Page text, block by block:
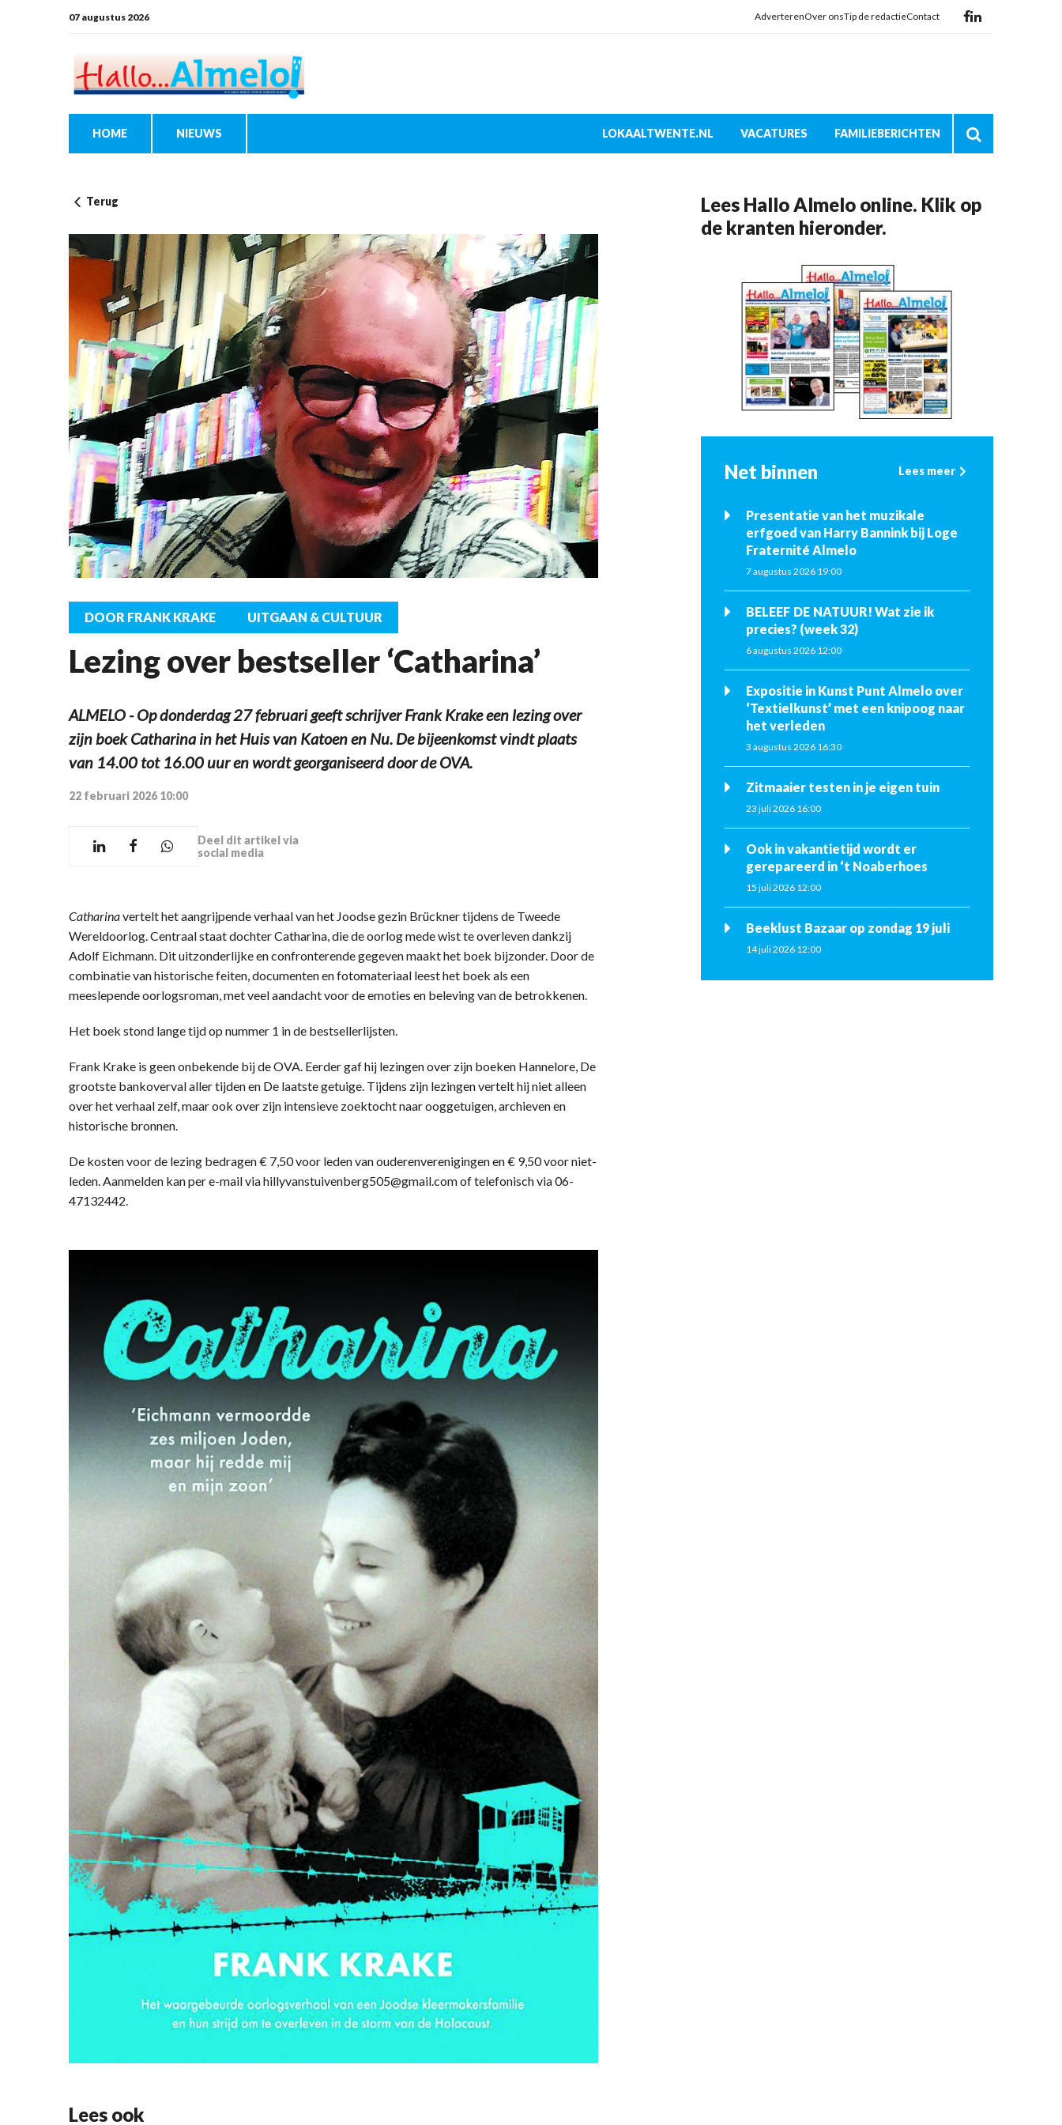
07 augustus 2026 AdverterenOver onsTip de redactieContact
HOME NIEUWS LOKAALTWENTE.NL VACATURES FAMILIEBERICHTEN
Terug
DOOR FRANK KRAKE UITGAAN & CULTUUR
Lezing over bestseller ‘Catharina’
ALMELO - Op donderdag 27 februari geeft schrijver Frank Krake een lezing over
zijn boek Catharina in het Huis van Katoen en Nu. De bijeenkomst vindt plaats
van 14.00 tot 16.00 uur en wordt georganiseerd door de OVA.
22 februari 2026 10:00
Deel dit artikel via
social media
Catharinavertelt het aangrijpende verhaal van het Joodse gezin Brückner tijdens de Tweede
Wereldoorlog. Centraal staat dochter Catharina, die de oorlog mede wist te overleven dankzij
Adolf Eichmann. Dit uitzonderlijke en confronterende gegeven maakt het boek bijzonder. Door de
combinatie van historische feiten, documenten en fotomateriaal leest het boek als een
meeslepende oorlogsroman, met veel aandacht voor de emoties en beleving van de betrokkenen.
Het boek stond lange tijd op nummer 1 in de bestsellerlijsten.
Frank Krake is geen onbekende bij de OVA. Eerder gaf hij lezingen over zijn boeken Hannelore, De
grootste bankoverval aller tijden en De laatste getuige. Tijdens zijn lezingen vertelt hij niet alleen
over het verhaal zelf, maar ook over zijn intensieve zoektocht naar ooggetuigen, archieven en
historische bronnen.
De kosten voor de lezing bedragen € 7,50 voor leden van ouderenverenigingen en € 9,50 voor niet-
leden. Aanmelden kan per e-mail via hillyvanstuivenberg505@gmail.com of telefonisch via 06-
47132442.
Lees Hallo Almelo online. Klik op
de kranten hieronder.
Net binnen Lees meer
Presentatie van het muzikale
erfgoed van Harry Bannink bij Loge
Fraternité Almelo
7 augustus 2026 19:00
BELEEF DE NATUUR! Wat zie ik
precies? (week 32)
6 augustus 2026 12:00
Expositie in Kunst Punt Almelo over
‘Textielkunst’ met een knipoog naar
het verleden
3 augustus 2026 16:30
Zitmaaier testen in je eigen tuin
23 juli 2026 16:00
Ook in vakantietijd wordt er
gerepareerd in ‘t Noaberhoes
15 juli 2026 12:00
Beeklust Bazaar op zondag 19 juli
14 juli 2026 12:00
Lees ook